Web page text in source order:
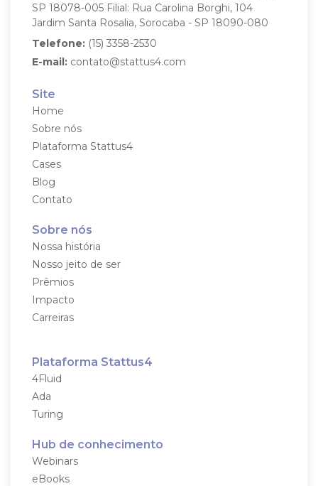
SP 18078-005 Filial: Rua Carolina Borghi, 104
Jardim Santa Rosalia, Sorocaba - SP 18090-080
Telefone: (15) 3358-2530
E-mail: contato@stattus4.com
Site
Home
Sobre nós
Plataforma Stattus4
Cases
Blog
Contato
Sobre nós
Nossa história
Nosso jeito de ser
Prêmios
Impacto
Carreiras
Plataforma Stattus4
4Fluid
Ada
Turing
Hub de conhecimento
Webinars
eBooks